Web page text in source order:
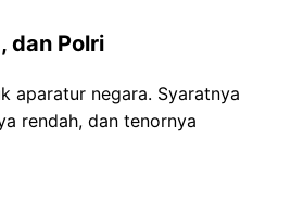
dan Polri
aparatur negara. Syaratnya
rendah, dan tenornya